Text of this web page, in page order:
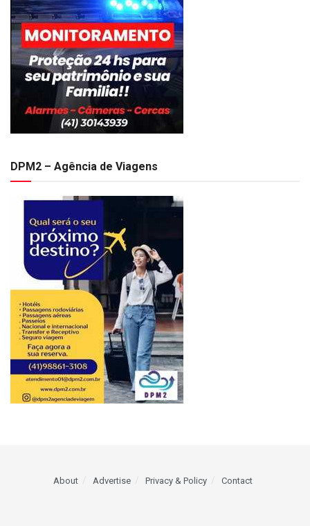
DPM2 – Agência de Viagens
About Advertise Privacy & Policy Contact